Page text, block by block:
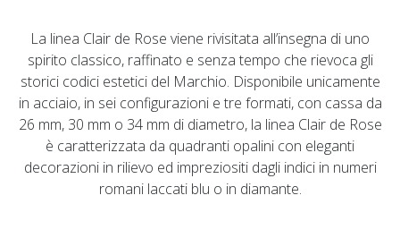
La linea Clair de Rose viene rivisitata all’insegna di uno
spirito classico, raffinato e senza tempo che rievoca gli
storici codici estetici del Marchio. Disponibile unicamente
in acciaio, in sei configurazioni e tre formati, con cassa da
26 mm, 30 mm o 34 mm di diametro, la linea Clair de Rose
è caratterizzata da quadranti opalini con eleganti
decorazioni in rilievo ed impreziositi dagli indici in numeri
romani laccati blu o in diamante.